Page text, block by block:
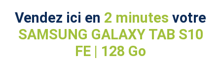
Vendez ici en 2 minutes votre
SAMSUNG GALAXY TAB S10
FE | 128 Go